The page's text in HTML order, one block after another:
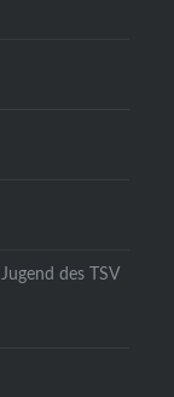
des TSV